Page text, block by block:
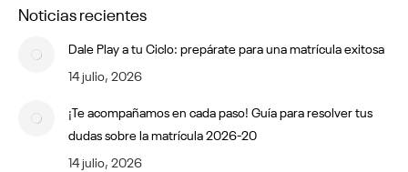
Noticias recientes
Dale Play a tu Ciclo: prepárate para una matrícula exitosa
14 julio, 2026
¡Te acompañamos en cada paso! Guía para resolver tus
dudas sobre la matrícula 2026-20
14 julio, 2026